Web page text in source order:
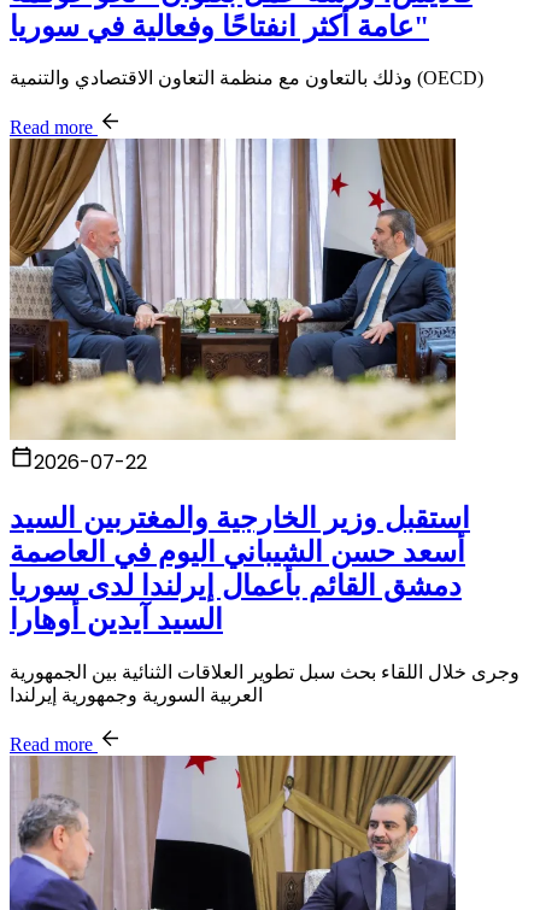
عامة أكثر انفتاحًا وفعالية في سوريا"
وذلك بالتعاون مع منظمة التعاون الاقتصادي والتنمية (OECD)
Read more
2026-07-22
استقبل وزير الخارجية والمغتربين السيد
أسعد حسن الشيباني اليوم في العاصمة
دمشق القائم بأعمال إيرلندا لدى سوريا
السيد آيدين أوهارا
وجرى خلال اللقاء بحث سبل تطوير العلاقات الثنائية بين الجمهورية
العربية السورية وجمهورية إيرلندا
Read more